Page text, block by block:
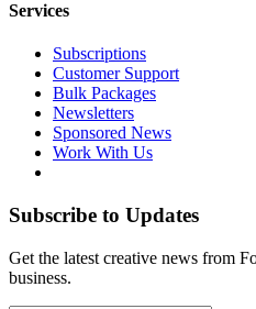
Services
Subscriptions
Customer Support
Bulk Packages
Newsletters
Sponsored News
Work With Us
Subscribe to Updates
Get the latest creative news from
business.